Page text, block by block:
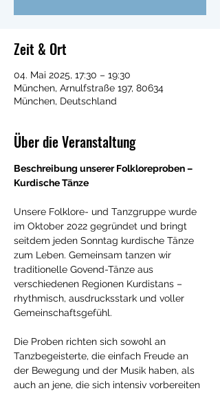
Zeit & Ort
04. Mai 2025, 17:30 – 19:30
München, Arnulfstraße 197, 80634
München, Deutschland
Über die Veranstaltung
Beschreibung unserer Folkloreproben –
Kurdische Tänze
Unsere Folklore- und Tanzgruppe wurde
im Oktober 2022 gegründet und bringt
seitdem jeden Sonntag kurdische Tänze
zum Leben. Gemeinsam tanzen wir
traditionelle Govend-Tänze aus
verschiedenen Regionen Kurdistans –
rhythmisch, ausdrucksstark und voller
Gemeinschaftsgefühl.
Die Proben richten sich sowohl an
Tanzbegeisterte, die einfach Freude an
der Bewegung und der Musik haben, als
auch an jene, die sich intensiv vorbereiten